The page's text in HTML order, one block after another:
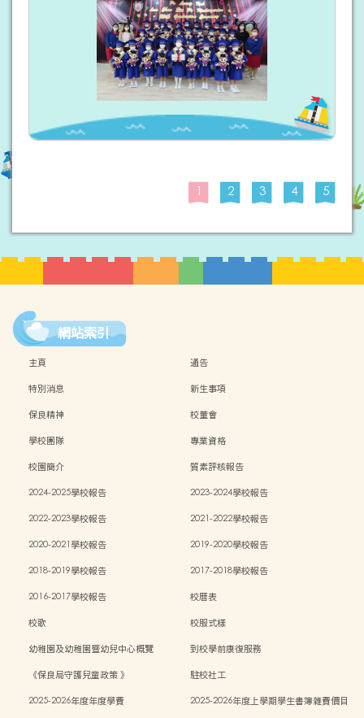
1 2 3 4 5
網站索引
主頁
通告
特別消息
新生事項
保良精神
校董會
學校團隊
專業資格
校園簡介
質素評核報告
2024-2025學校報告
2023-2024學校報告
2022-2023學校報告
2021-2022學校報告
2020-2021學校報告
2019-2020學校報告
2018-2019學校報告
2017-2018學校報告
2016-2017學校報告
校曆表
校歌
校服式樣
幼稚園及幼稚園暨幼兒中心概覽
到校學前康復服務
《保良局守護兒童政策 》
駐校社工
2025-2026年度年度學費
2025-2026年度上學期學生書簿雜費價目